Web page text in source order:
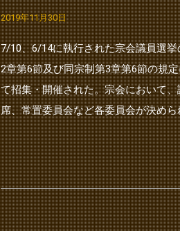
2019年11月30日
7/10、6/14に執行された宗会議員選
2章第6節及び同宗制第3章第6節の規
て招集・開催された。宗会において
席、常置委員会など各委員会が決めら